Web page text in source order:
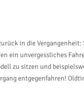
in die
ein unvergessliches
zu sitzen und
entgegenfahren!